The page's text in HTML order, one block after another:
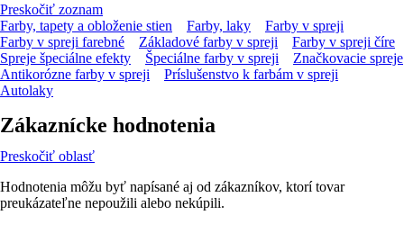
Preskočiť zoznam
Farby, tapety a obloženie stien
Farby, laky
Farby v spreji
Farby v spreji farebné
Základové farby v spreji
Farby v spreji číre
Spreje špeciálne efekty
Špeciálne farby v spreji
Značkovacie spreje
Antikorózne farby v spreji
Príslušenstvo k farbám v spreji
Autolaky
Zákaznícke hodnotenia
Preskočiť oblasť
Hodnotenia môžu byť napísané aj od zákazníkov, ktorí tovar
preukázateľne nepoužili alebo nekúpili.